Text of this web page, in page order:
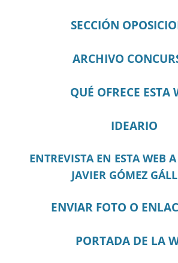
SECCIÓN
ARCHIVO
QUÉ OFRECE ESTA
IDEARIO
ENTREVISTA EN ESTA WEB
JAVIER GÓMEZ
ENVIAR FOTO O
PORTADA DE LA